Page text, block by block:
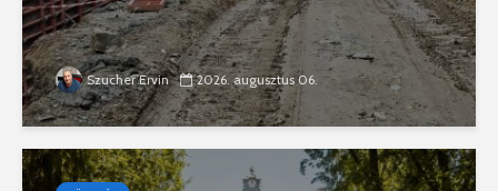
Szucher Ervin 2026. augusztus 06.